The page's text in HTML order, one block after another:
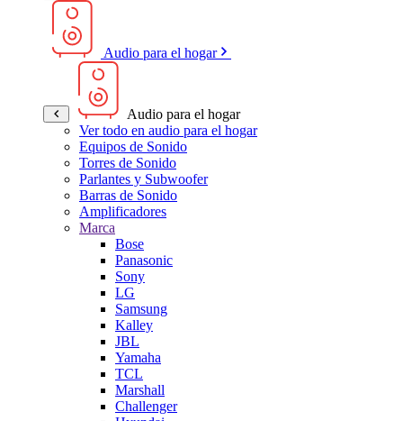
Audio para el hogar
Audio para el hogar
Ver todo en audio para el hogar
Equipos de Sonido
Torres de Sonido
Parlantes y Subwoofer
Barras de Sonido
Amplificadores
Marca
Bose
Panasonic
Sony
LG
Samsung
Kalley
JBL
Yamaha
TCL
Marshall
Challenger